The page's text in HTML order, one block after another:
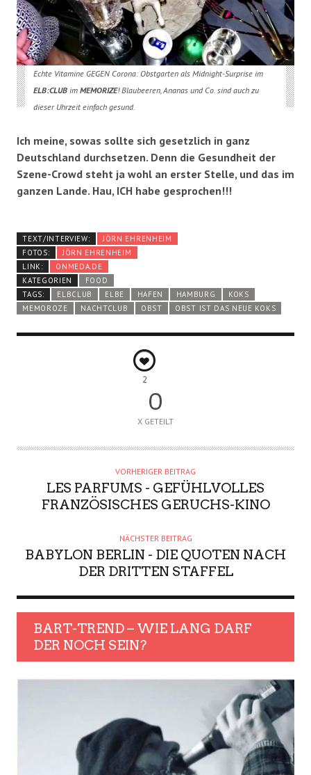
Echte Vitamine GEGEN Corona: Obstgarten als Midnight-Surprise im
ELB:CLUBim MEMORIZE! Blaubeeren, Ananas und Co. sind auch zu
dieser Uhrzeit einfach gesund.
Ich meine, sowas sollte sich gesetzlich in ganz
Deutschland durchsetzen. Denn die Gesundheit der
Szene-Crowd steht ja wohl an erster Stelle, und das im
ganzen Lande. Hau, ICH habe gesprochen!!!
TEXT/INTERVIEW:
JÖRN EHRENHEIM
FOTOS:
JÖRN EHRENHEIM
LINK:
ONMEDA.DE
KATEGORIEN
FOOD
TAGS:
ELBCLUB ELBE HAFEN HAMBURG
KOKS
MEMOROZE
NACHTCLUB OBST OBST IST DAS NEUE KOKS
2
0
X GETEILT
VORHERIGER BEITRAG
LES PARFUMS - GEFÜHLVOLLES
FRANZÖSISCHES GERUCHS-KINO
NÄCHSTER BEITRAG
BABYLON BERLIN - DIE QUOTEN NACH
DER DRITTEN STAFFEL
BART-TREND – WIE LANG DARF
DER NOCH SEIN?